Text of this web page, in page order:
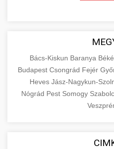
Bács-Kiskun Baranya
Budapest Csongrád Fejér
Heves Jász-Nagykun-
Nógrád Pest Somogy